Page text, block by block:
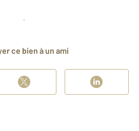
ce bien à un ami